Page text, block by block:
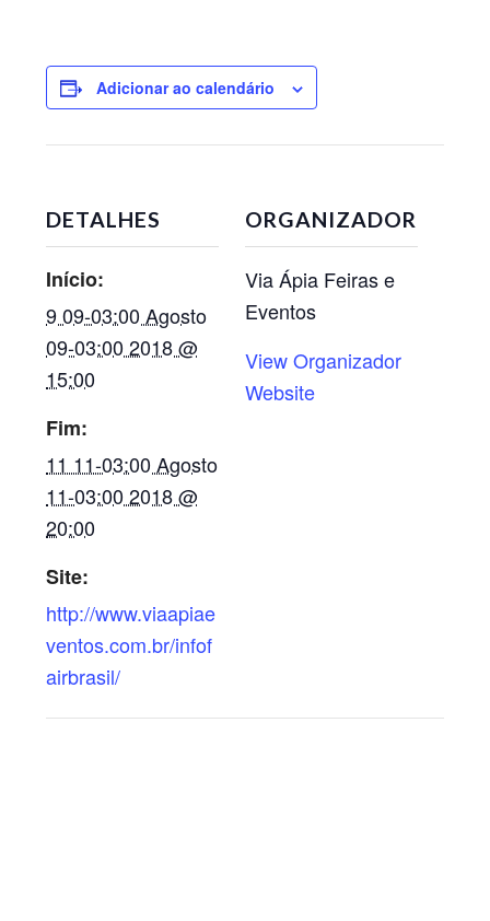
Adicionar ao calendário
DETALHES
Início:
9 09-03:00 Agosto
09-03:00 2018 @
15:00
Fim:
11 11-03:00 Agosto
11-03:00 2018 @
20:00
Site:
http://www.viaapiae
ventos.com.br/infof
airbrasil/
ORGANIZADOR
Via Ápia Feiras e
Eventos
View Organizador
Website